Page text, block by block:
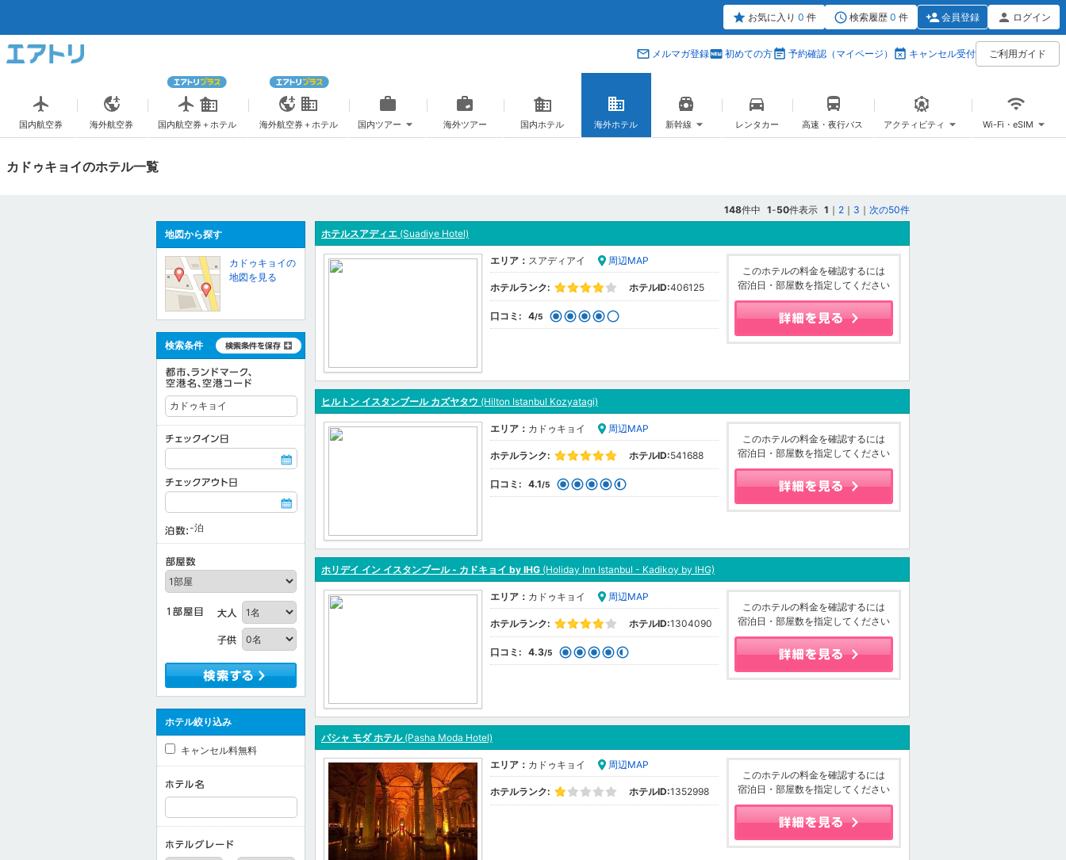
メルマガ登録 初めての方 予約確認（マイページ） キャンセル受付 ご利用ガイド
国内航空券 海外航空券 国内航空券＋ホテル 海外航空券＋ホテル 国内ツアー 海外ツアー 国内ホテル 海外ホテル 新幹線 レンタカー 高速・夜行バス アクティビティ Wi-Fi・eSIM
お気に入り 0 件 検索履歴 0 件 会員登録 ログイン
カドゥキョイのホテル一覧
148件中 1-50件表示 1 ｜ 2 ｜ 3 ｜ 次の50件
ホテルスアディエ (Suadiye Hotel)
エリア： スアディアイ 周辺MAP
ホテルランク: ホテルID:406125
口コミ: 4/5
このホテルの料金を確認するには
宿泊日・部屋数を指定してください
ヒルトン イスタンブール カズヤタウ (Hilton Istanbul Kozyatagi)
エリア： カドゥキョイ 周辺MAP
ホテルランク: ホテルID:541688
口コミ: 4.1/5
このホテルの料金を確認するには
宿泊日・部屋数を指定してください
ホリデイ イン イスタンブール - カドキョイ by IHG (Holiday Inn Istanbul - Kadikoy by IHG)
エリア： カドゥキョイ 周辺MAP
ホテルランク: ホテルID:1304090
口コミ: 4.3/5
このホテルの料金を確認するには
宿泊日・部屋数を指定してください
パシャ モダ ホテル(Pasha Moda Hotel)
エリア： カドゥキョイ 周辺MAP
ホテルランク: ホテルID:1352998
このホテルの料金を確認するには
宿泊日・部屋数を指定してください
地図から探す
カドゥキョイの
地図を見る
検索条件
-泊
ホテル絞り込み
キャンセル料無料